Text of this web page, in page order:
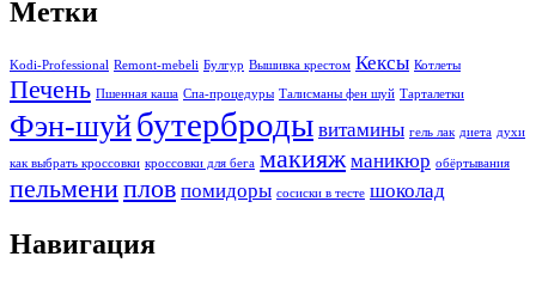
Метки
Kodi-Professional Remont-mebeli Булгур Вышивка крестом Кексы Котлеты
Печень Пшенная каша Спа-процедуры Талисманы фен шуй Тарталетки
Фэн-шуйбутерброды витамины гель лак диета духи
как выбрать кроссовки кроссовки для бега макияж маникюр обёртывания
пельмениплов помидоры сосиски в тесте шоколад
Навигация